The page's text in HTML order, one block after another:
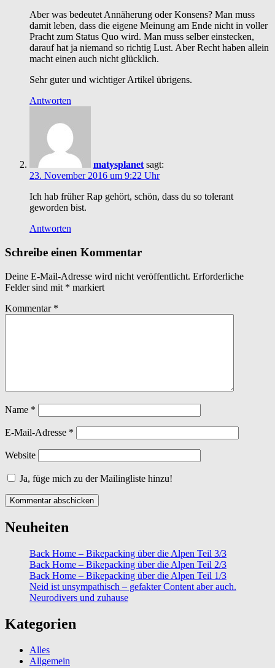
Aber was bedeutet Annäherung oder Konsens? Man muss
damit leben, dass die eigene Meinung am Ende nicht in voller
Pracht zum Status Quo wird. Man muss selber einstecken,
darauf hat ja niemand so richtig Lust. Aber Recht haben allein
macht einen auch nicht glücklich.
Sehr guter und wichtiger Artikel übrigens.
Antworten
matysplanet sagt:
23. November 2016 um 9:22 Uhr
Ich hab früher Rap gehört, schön, dass du so tolerant
geworden bist.
Antworten
Schreibe einen Kommentar
Deine E-Mail-Adresse wird nicht veröffentlicht. Erforderliche
Felder sind mit * markiert
Kommentar *
Name *
E-Mail-Adresse *
Website
Ja, füge mich zu der Mailingliste hinzu!
Neuheiten
Back Home – Bikepacking über die Alpen Teil 3/3
Back Home – Bikepacking über die Alpen Teil 2/3
Back Home – Bikepacking über die Alpen Teil 1/3
Neid ist unsympathisch – gefakter Content aber auch.
Neurodivers und zuhause
Kategorien
Alles
Allgemein